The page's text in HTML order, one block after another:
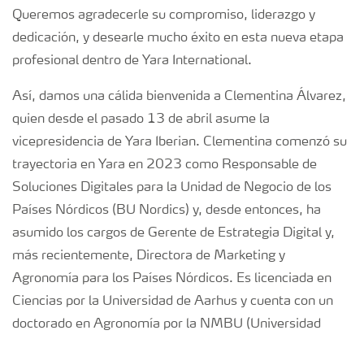
Queremos agradecerle su compromiso, liderazgo y
dedicación, y desearle mucho éxito en esta nueva etapa
profesional dentro de Yara International.
Así, damos una cálida bienvenida a Clementina Álvarez,
quien desde el pasado 13 de abril asume la
vicepresidencia de Yara Iberian. Clementina comenzó su
trayectoria en Yara en 2023 como Responsable de
Soluciones Digitales para la Unidad de Negocio de los
Países Nórdicos (BU Nordics) y, desde entonces, ha
asumido los cargos de Gerente de Estrategia Digital y,
más recientemente, Directora de Marketing y
Agronomía para los Países Nórdicos. Es licenciada en
Ciencias por la Universidad de Aarhus y cuenta con un
doctorado en Agronomía por la NMBU (Universidad